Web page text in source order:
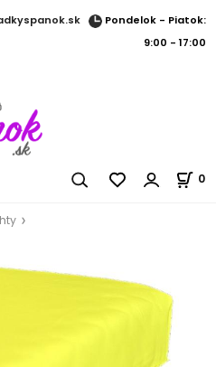
Pondelok - Piatok:
9:00 - 17:00
0